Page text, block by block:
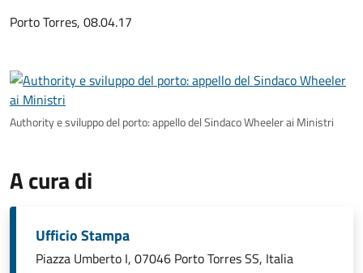
Porto Torres, 08.04.17
Authority e sviluppo del porto: appello del Sindaco Wheeler ai Ministri
A cura di
Ufficio Stampa
Piazza Umberto I, 07046 Porto Torres SS, Italia